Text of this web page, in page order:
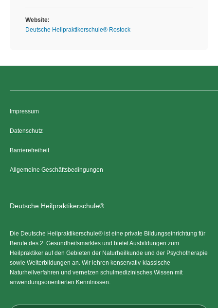
Website:
Deutsche Heilpraktikerschule® Rostock
Impressum
Datenschutz
Barrierefreiheit
Allgemeine Geschäftsbedingungen
Deutsche Heilpraktikerschule®
Die Deutsche Heilpraktikerschule® ist eine private Bildungseinrichtung für
Berufe des 2. Gesundheitsmarktes und bietet Ausbildungen zum
Heilpraktiker auf den Gebieten der Naturheilkunde und der Psychotherapie
sowie Weiterbildungen an. Wir lehren konservativ-klassische
Naturheilverfahren und vernetzen schulmedizinisches Wissen mit
anwendungsorientierten Kenntnissen.